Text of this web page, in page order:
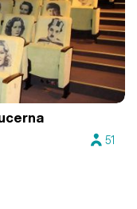
51